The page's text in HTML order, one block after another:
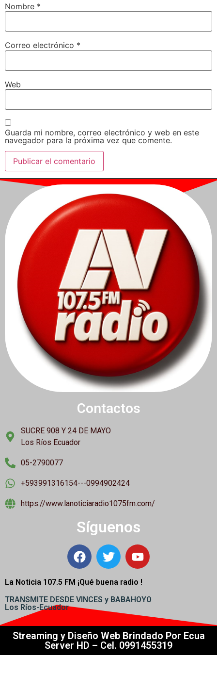
Nombre *
Correo electrónico *
Web
Guarda mi nombre, correo electrónico y web en este
navegador para la próxima vez que comente.
Contactos
SUCRE 908 Y 24 DE MAYO
Los Ríos Ecuador
05-2790077
+593991316154---0994902424
https://www.lanoticiaradio1075fm.com/
Síguenos
La Noticia 107.5 FM ¡Qué buena radio !
TRANSMITE DESDE VINCES y BABAHOYO
Los Ríos-Ecuador
Streaming y Diseño Web Brindado Por Ecua
Server HD – Cel. 0991455319